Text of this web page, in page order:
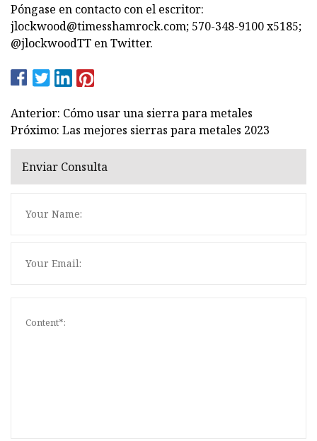
Póngase en contacto con el escritor:
jlockwood@timesshamrock.com; 570-348-9100 x5185;
@jlockwoodTT en Twitter.
Anterior: Cómo usar una sierra para metales
Próximo: Las mejores sierras para metales 2023
Enviar Consulta